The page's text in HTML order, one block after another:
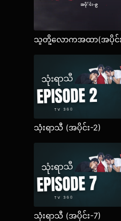
သူတို့လောကအထာ(အပိုင်
သုံးရာသီ (အပိုင်း-2)
သုံးရာသီ (အပိုင်း-7)